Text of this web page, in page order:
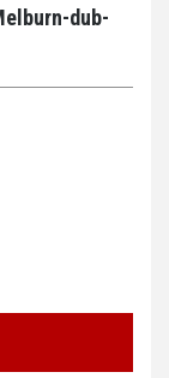
dub-